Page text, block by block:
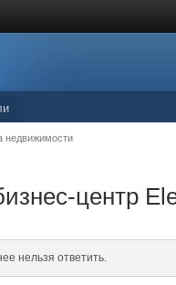
недвижимости
центр
нельзя ответить.